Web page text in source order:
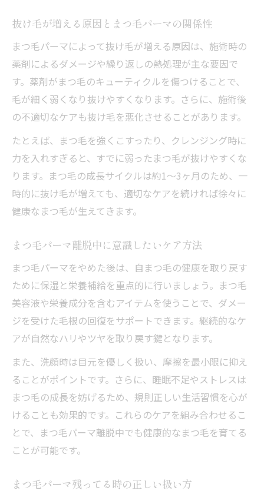
抜け毛が増える原因とまつ毛パーマの関係性
まつ毛パーマによって抜け毛が増える原因は、施術時の
薬剤によるダメージや繰り返しの熱処理が主な要因で
す。薬剤がまつ毛のキューティクルを傷つけることで、
毛が細く弱くなり抜けやすくなります。さらに、施術後
の不適切なケアも抜け毛を悪化させることがあります。
たとえば、まつ毛を強くこすったり、クレンジング時に
力を入れすぎると、すでに弱ったまつ毛が抜けやすくな
ります。まつ毛の成長サイクルは約1〜3ヶ月のため、一
時的に抜け毛が増えても、適切なケアを続ければ徐々に
健康なまつ毛が生えてきます。
まつ毛パーマ離脱中に意識したいケア方法
まつ毛パーマをやめた後は、自まつ毛の健康を取り戻す
ために保湿と栄養補給を重点的に行いましょう。まつ毛
美容液や栄養成分を含むアイテムを使うことで、ダメー
ジを受けた毛根の回復をサポートできます。継続的なケ
アが自然なハリやツヤを取り戻す鍵となります。
また、洗顔時は目元を優しく扱い、摩擦を最小限に抑え
ることがポイントです。さらに、睡眠不足やストレスは
まつ毛の成長を妨げるため、規則正しい生活習慣を心が
けることも効果的です。これらのケアを組み合わせるこ
とで、まつ毛パーマ離脱中でも健康的なまつ毛を育てる
ことが可能です。
まつ毛パーマ残ってる時の正しい扱い方